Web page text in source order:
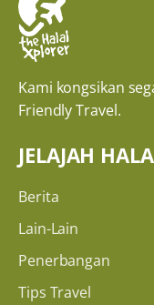
Kami kongsikan
Friendly Travel.
JELAJAH
Berita
Lain-Lain
Penerbangan
Tips Travel